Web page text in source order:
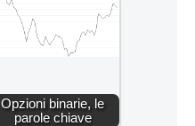
Opzioni binarie, le
parole chiave